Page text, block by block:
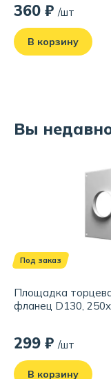
360 ₽ /шт
В корзину
Вы
Под заказ
Площадка
фланец D130,
299 ₽ /шт
В корзину